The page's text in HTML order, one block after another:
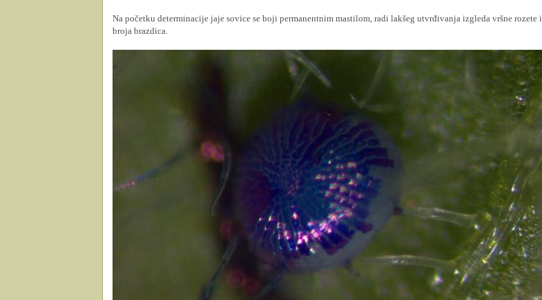
Na početku determinacije jaje sovice se boji permanentnim mastilom, radi lakšeg utvrđivanja izgleda vršne rozete i
broja brazdica.